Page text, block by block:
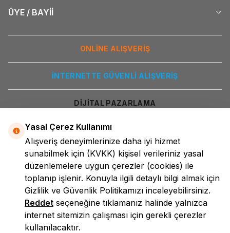
ÜYE / BAYİİ
ONLİNE ALIŞVERİŞ
İNTERNETTE GÜVENLİ ALIŞVERİŞ
DİJİTAL PAZARLAMA
LokmanAVM
Yasal Çerez Kullanımı
Alışveriş deneyimlerinize daha iyi hizmet
sunabilmek için (KVKK) kişisel verileriniz yasal
düzenlemelere uygun çerezler (cookies) ile
toplanıp işlenir. Konuyla ilgili detaylı bilgi almak için
Gizlilik ve Güvenlik Politikamızı inceleyebilirsiniz.
Reddet seçeneğine tıklamanız halinde yalnızca
internet sitemizin çalışması için gerekli çerezler
kullanılacaktır.